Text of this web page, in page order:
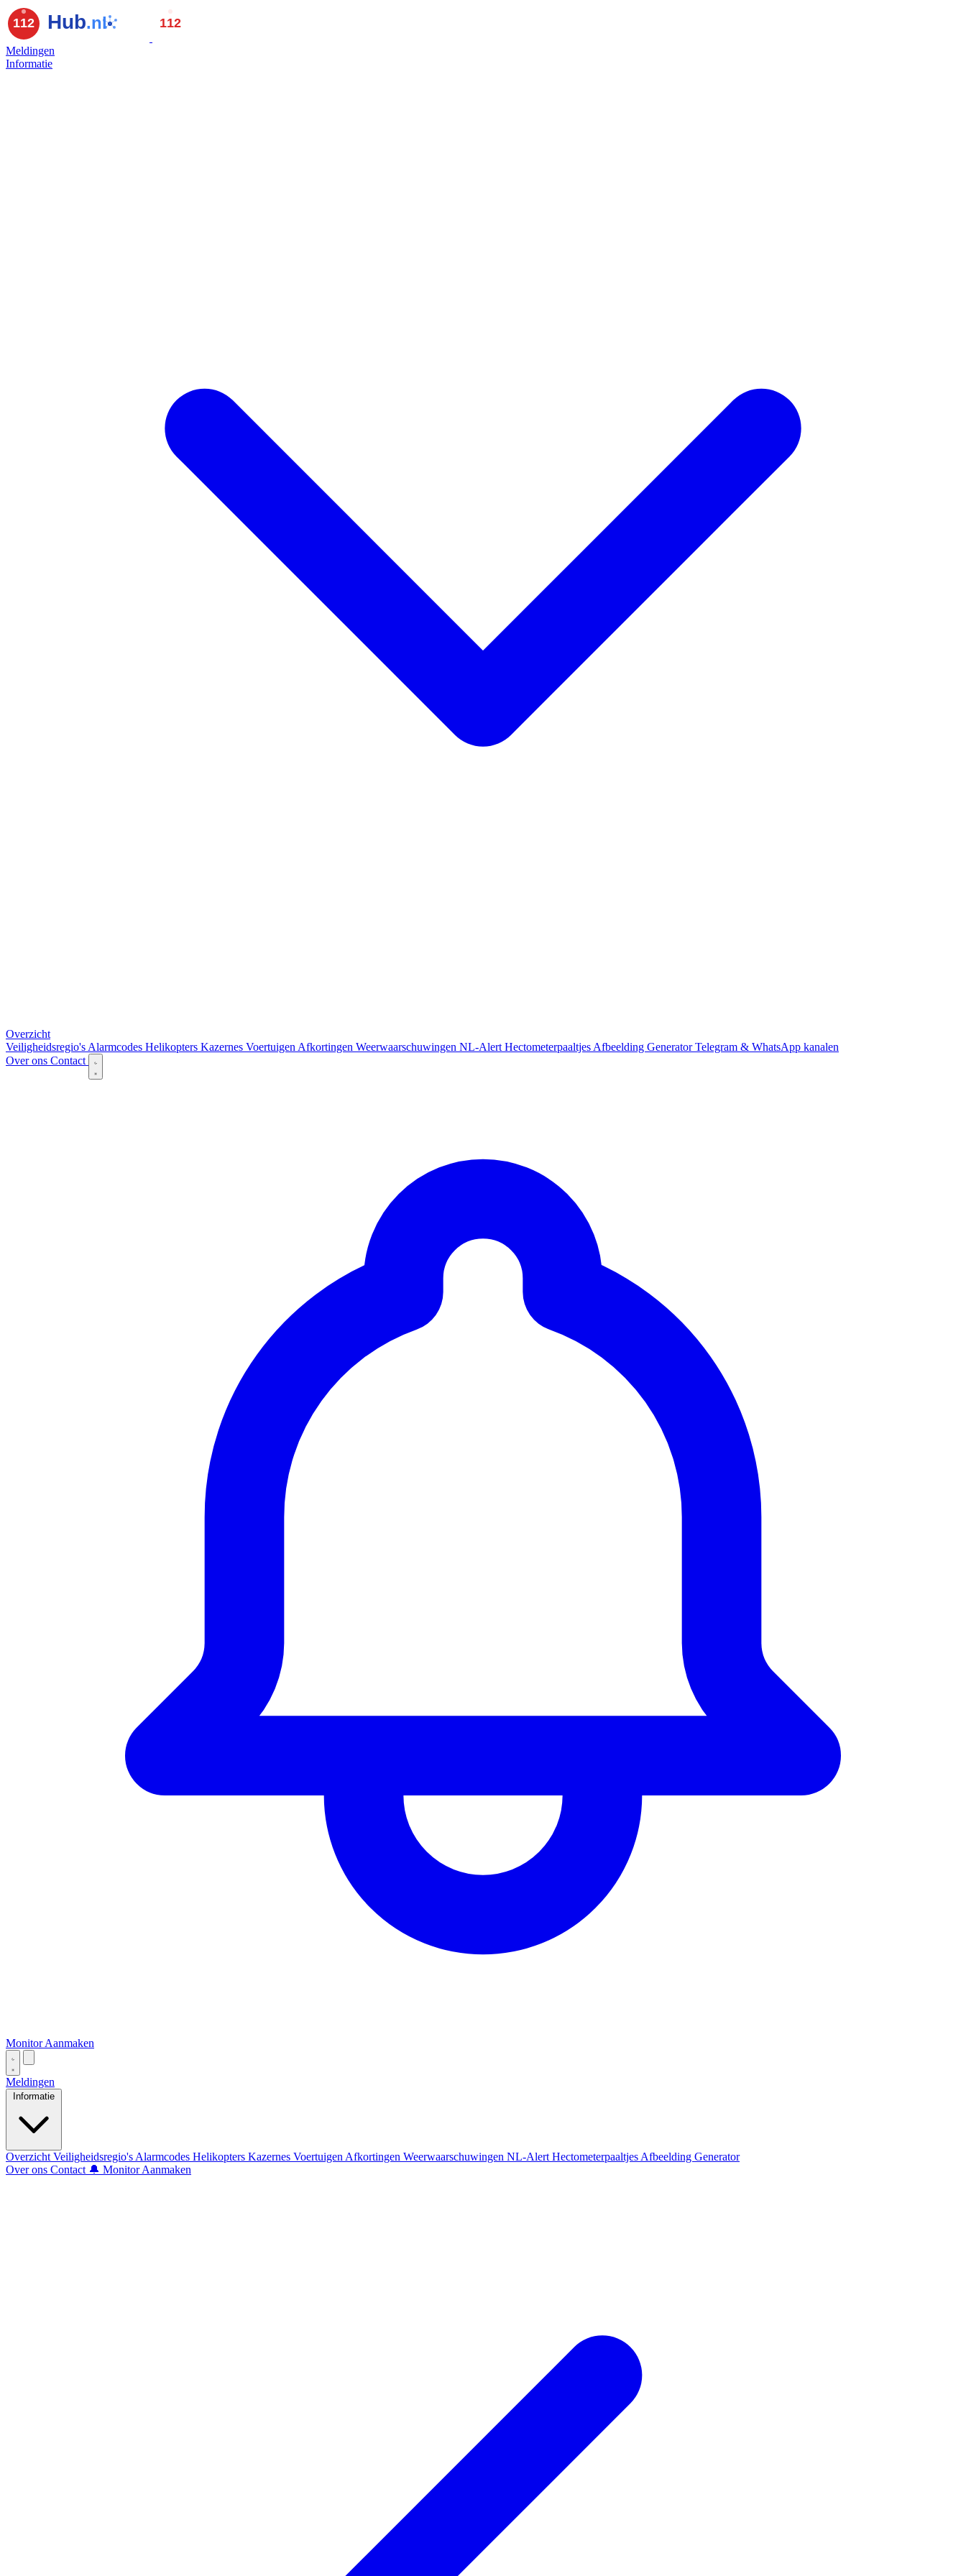
Meldingen
Informatie
Overzicht
Veiligheidsregio's Alarmcodes Helikopters Kazernes Voertuigen Afkortingen Weerwaarschuwingen NL-Alert Hectometerpaaltjes Afbeelding GeneratorTelegram & WhatsApp kanalen
Over ons Contact
Monitor Aanmaken
Meldingen
Informatie
Overzicht Veiligheidsregio's Alarmcodes Helikopters Kazernes Voertuigen Afkortingen Weerwaarschuwingen NL-Alert Hectometerpaaltjes Afbeelding Generator
Over ons Contact 🔔 Monitor Aanmaken